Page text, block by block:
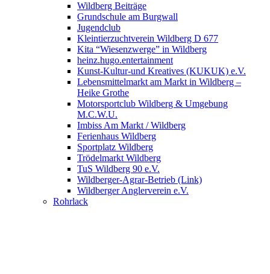
Wildberg Beiträge
Grundschule am Burgwall
Jugendclub
Kleintierzuchtverein Wildberg D 677
Kita “Wiesenzwerge” in Wildberg
heinz.hugo.entertainment
Kunst-Kultur-und Kreatives (KUKUK) e.V.
Lebensmittelmarkt am Markt in Wildberg –
Heike Grothe
Motorsportclub Wildberg & Umgebung
M.C.W.U.
Imbiss Am Markt / Wildberg
Ferienhaus Wildberg
Sportplatz Wildberg
Trödelmarkt Wildberg
TuS Wildberg 90 e.V.
Wildberger-Agrar-Betrieb (Link)
Wildberger Anglerverein e.V.
Rohrlack